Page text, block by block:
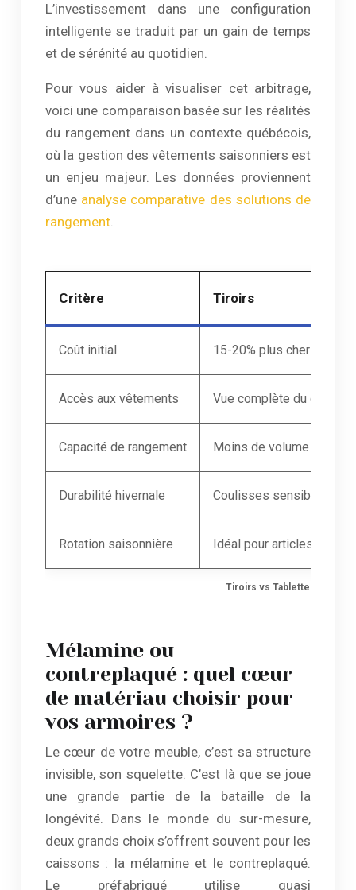
L’investissement dans une configuration
intelligente se traduit par un gain de temps
et de sérénité au quotidien.
Pour vous aider à visualiser cet arbitrage,
voici une comparaison basée sur les réalités
du rangement dans un contexte québécois,
où la gestion des vêtements saisonniers est
un enjeu majeur. Les données proviennent
d’une analyse comparative des solutions de
rangement.
Tiroirs vs Tablettes :
Critère Tiroirs
Coût initial 15-20% plus cher
Accès aux vêtements Vue complète du contenu
Capacité de rangement Moins de volume total
Durabilité hivernale Coulisses sensibles à
Rotation saisonnière Idéal pour articles
Mélamine ou
contreplaqué : quel cœur
de matériau choisir pour
vos armoires ?
Le cœur de votre meuble, c’est sa structure
invisible, son squelette. C’est là que se joue
une grande partie de la bataille de la
longévité. Dans le monde du sur-mesure,
deux grands choix s’offrent souvent pour les
caissons : la mélamine et le contreplaqué.
Le préfabriqué utilise quasi